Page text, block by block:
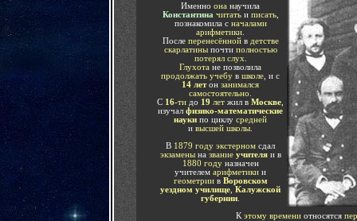
Именно она научила
Константина читатьи писать,
познакомила с началами
арифметики
После перенесённой в детстве
скарлатиныпочти полностью
потерял слух
Глухота не позволила
продолжать учебу в школе , и с
14 летон занимался
самостоятельно
С 16-ти до 19 лет жил в Москве
изучал физико-математические
науки по циклу средней
и высшей школы
В 1879 году экстерном сдал
экзамены на звание учителяи в
1880 годуназначен
учителем арифметики и
геометриив Воровском
уездном училище Калужской
губернии
Кэтому времениотносятся